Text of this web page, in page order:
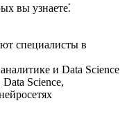
вы узнаете⁚
специалисты в
и Data Science
Science,